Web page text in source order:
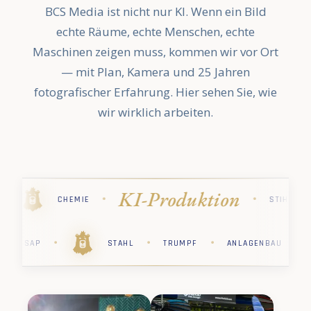
BCS Media ist nicht nur KI. Wenn ein Bild
echte Räume, echte Menschen, echte
Maschinen zeigen muss, kommen wir vor Ort
— mit Plan, Kamera und 25 Jahren
fotografischer Erfahrung. Hier sehen Sie, wie
wir wirklich arbeiten.
· PHARMA · KÄRCHER ·
KÄRCHER PHARMA · STIHL · CHEMIE · SAP